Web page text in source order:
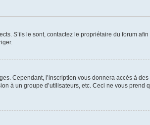
S’ils le sont, contactez le propriétaire du forum
Cependant, l’inscription vous donnera accès à
à un groupe d’utilisateurs, etc. Ceci ne vous prend